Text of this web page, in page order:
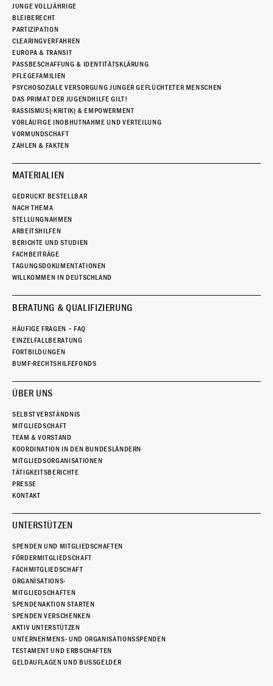
JUNGE VOLLJÄHRIGE
BLEIBERECHT
PARTIZIPATION
CLEARINGVERFAHREN
EUROPA & TRANSIT
PASSBESCHAFFUNG & IDENTITÄTSKLÄRUNG
PFLEGEFAMILIEN
PSYCHOSOZIALE VERSORGUNG JUNGER GEFLÜCHTETER MENSCHEN
DAS PRIMAT DER JUGENDHILFE GILT!
RASSISMUS(-KRITIK) & EMPOWERMENT
VORLÄUFIGE INOBHUTNAHME UND VERTEILUNG
VORMUNDSCHAFT
ZAHLEN & FAKTEN
MATERIALIEN
GEDRUCKT BESTELLBAR
NACH THEMA
STELLUNGNAHMEN
ARBEITSHILFEN
BERICHTE UND STUDIEN
FACHBEITRÄGE
TAGUNGSDOKUMENTATIONEN
WILLKOMMEN IN DEUTSCHLAND
BERATUNG & QUALIFIZIERUNG
HÄUFIGE FRAGEN – FAQ
EINZELFALLBERATUNG
FORTBILDUNGEN
BUMF-RECHTSHILFEFONDS
ÜBER UNS
SELBSTVERSTÄNDNIS
MITGLIEDSCHAFT
TEAM & VORSTAND
KOORDINATION IN DEN BUNDESLÄNDERN
MITGLIEDSORGANISATIONEN
TÄTIGKEITSBERICHTE
PRESSE
KONTAKT
UNTERSTÜTZEN
SPENDEN UND MITGLIEDSCHAFTEN
FÖRDERMITGLIEDSCHAFT
FACHMITGLIEDSCHAFT
ORGANISATIONS-
MITGLIEDSCHAFTEN
SPENDENAKTION STARTEN
SPENDEN VERSCHENKEN
AKTIV UNTERSTÜTZEN
UNTERNEHMENS- UND ORGANISATIONSSPENDEN
TESTAMENT UND ERBSCHAFTEN
GELDAUFLAGEN UND BUSSGELDER